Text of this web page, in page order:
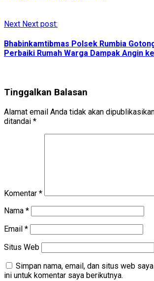
Next Next post:
Bhabinkamtibmas Polsek Rumbia
Perbaiki Rumah Warga Dampak Angin
Tinggalkan Balasan
Alamat email Anda tidak akan
ditandai *
Komentar *
Nama *
Email *
Situs Web
Simpan nama, email, dan situs web
ini untuk komentar saya berikutnya.